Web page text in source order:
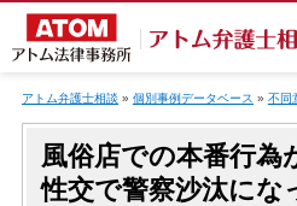
アトム弁護士相談 » 個別事例データベース » 不同
風俗店での本番行為
性交で警察沙汰にな